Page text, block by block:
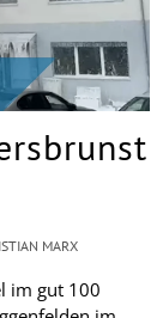
im gut 100
MARX